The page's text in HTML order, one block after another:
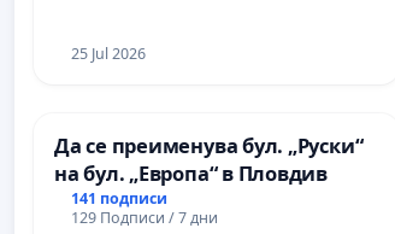
25 Jul 2026
Да се преименува бул. „Руски“
на бул. „Европа“ в Пловдив
141 подписи
129 Подписи / 7 дни